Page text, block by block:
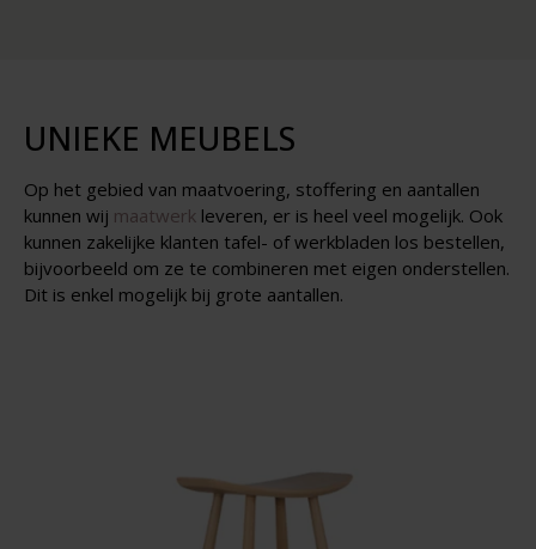
UNIEKE MEUBELS
Op het gebied van maatvoering, stoffering en aantallen
kunnen wij maatwerk leveren, er is heel veel mogelijk. Ook
kunnen zakelijke klanten tafel- of werkbladen los bestellen,
bijvoorbeeld om ze te combineren met eigen onderstellen.
Dit is enkel mogelijk bij grote aantallen.